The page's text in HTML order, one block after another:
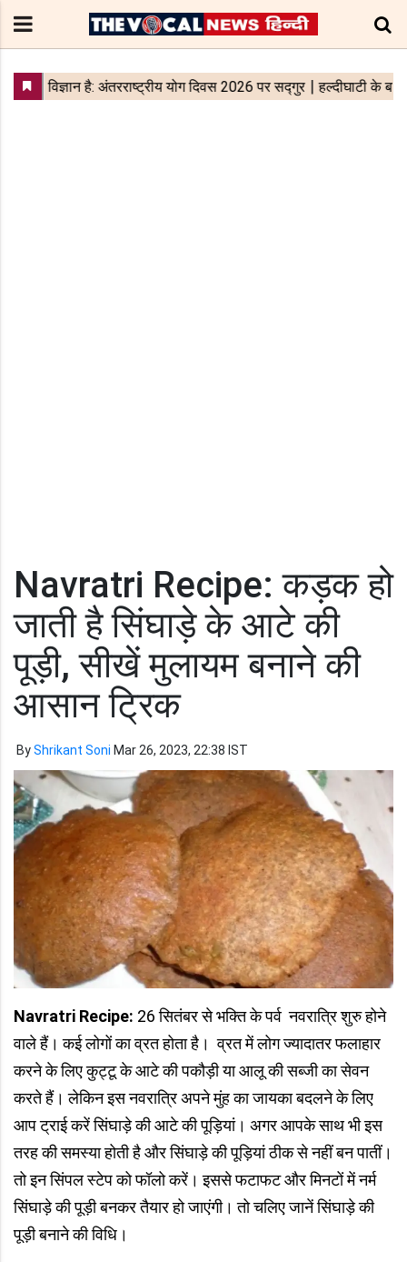
Navratri Recipe: कड़क हो
जाती है सिंघाड़े के आटे की
पूड़ी, सीखें मुलायम बनाने की
आसान ट्रिक
ByShrikant Soni Mar 26, 2023, 22:38 IST
Navratri Recipe: 26 सितंबर से भक्ति के पर्व नवरात्रि शुरु होने
वाले हैं। कई लोगों का व्रत होता है। व्रत में लोग ज्यादातर फलाहार
करने के लिए कुट्टू के आटे की पकौड़ी या आलू की सब्जी का सेवन
करते हैं। लेकिन इस नवरात्रि अपने मुंह का जायका बदलने के लिए
आप ट्राई करें सिंघाड़े की आटे की पूड़ियां। अगर आपके साथ भी इस
तरह की समस्या होती है और सिंघाड़े की पूड़ियां ठीक से नहीं बन पातीं।
तो इन सिंपल स्टेप को फॉलो करें। इससे फटाफट और मिनटों में नर्म
सिंघाड़े की पूड़ी बनकर तैयार हो जाएंगी। तो चलिए जानें सिंघाड़े की
पूड़ी बनाने की विधि।